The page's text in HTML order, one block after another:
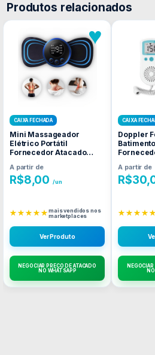
Produtos relacionados
♥
CAIXA FECHADA
Mini Massageador
Elétrico Portátil
Fornecedor Atacado
A partir de
R$8,00 /un
★★★★★mais vendidos nos
marketplaces
Ver Produto
NEGOCIAR PREÇO DE ATACADO
NO WHATSAPP
CAIXA
Doppler
A partir de
R$
NEGOCIAR